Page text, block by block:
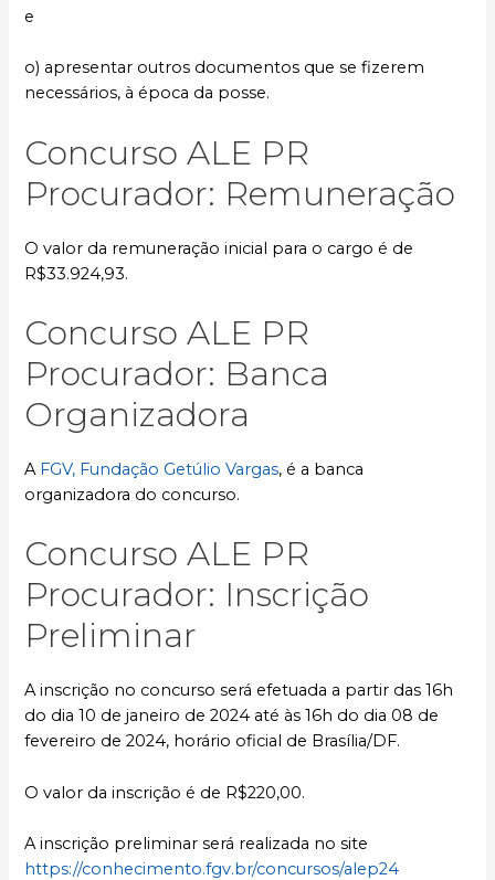
e
o) apresentar outros documentos que se fizerem
necessários, à época da posse.
Concurso ALE PR
Procurador: Remuneração
O valor da remuneração inicial para o cargo é de
R$33.924,93.
Concurso ALE PR
Procurador: Banca
Organizadora
A FGV, Fundação Getúlio Vargas, é a banca
organizadora do concurso.
Concurso ALE PR
Procurador: Inscrição
Preliminar
A inscrição no concurso será efetuada a partir das 16h
do dia 10 de janeiro de 2024 até às 16h do dia 08 de
fevereiro de 2024, horário oficial de Brasília/DF.
O valor da inscrição é de R$220,00.
A inscrição preliminar será realizada no site
https://conhecimento.fgv.br/concursos/alep24